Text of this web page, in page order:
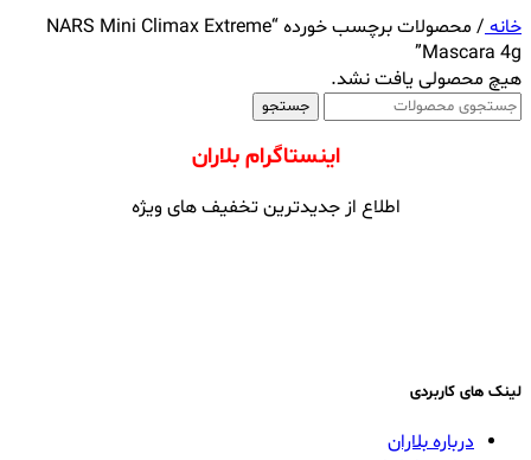
خانه/
محصولات برچسب خورده “NARS Mini Climax Extreme
Mascara 4g”
هیچ محصولی یافت نشد.
جستجو
اینستاگرام بلاران
اطلاع از جدیدترین تخفیف های ویژه
لینک های کاربردی
درباره بلاران